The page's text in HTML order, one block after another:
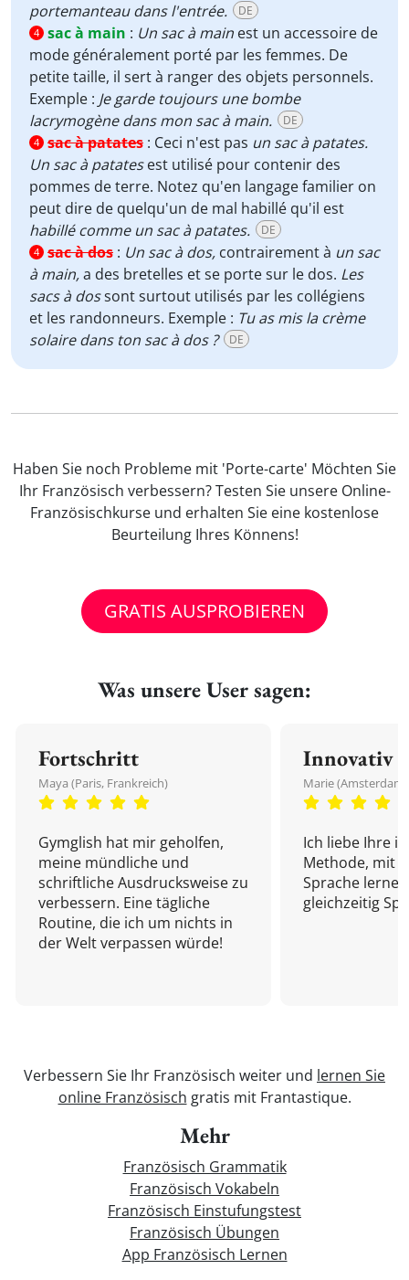
portemanteau dans l'entrée.
DE
4 sac à main : Un sac à main est un accessoire de
mode généralement porté par les femmes. De
petite taille, il sert à ranger des objets personnels.
Exemple : Je garde toujours une bombe
lacrymogène dans mon sac à main.
DE
4 sac à patates : Ceci n'est pas un sac à patates.
Un sac à patatesest utilisé pour contenir des
pommes de terre. Notez qu'en langage familier on
peut dire de quelqu'un de mal habillé qu'il est
habillé comme un sac à patates.
DE
4 sac à dos : Un sac à dos, contrairement à un sac
à main,a des bretelles et se porte sur le dos. Les
sacs à dossont surtout utilisés par les collégiens
et les randonneurs. Exemple : Tu as mis la crème
solaire dans ton sac à dos ?
DE
Haben Sie noch Probleme mit 'Porte-carte' Möchten Sie
Ihr Französisch verbessern? Testen Sie unsere Online-
Französischkurse und erhalten Sie eine kostenlose
Beurteilung Ihres Könnens!
GRATIS AUSPROBIEREN
Was unsere User sagen:
Fortschritt
Maya (Paris, Frankreich)
Gymglish hat mir geholfen,
meine mündliche und
schriftliche Ausdrucksweise zu
verbessern. Eine tägliche
Routine, die ich um nichts in
der Welt verpassen würde!
Innovativ
Marie
Ich liebe Ihre
Methode, mit
Sprache
gleichzeitig
Verbessern Sie Ihr Französisch weiter und lernen Sie
online Französisch gratis mit Frantastique.
Mehr
Französisch Grammatik
Französisch Vokabeln
Französisch Einstufungstest
Französisch Übungen
App Französisch Lernen